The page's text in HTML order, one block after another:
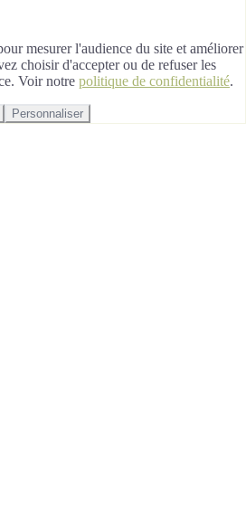
mesurer l'audience du site et améliorer
choisir d'accepter ou de refuser les
Voir notre politique de confidentialité.
Personnaliser